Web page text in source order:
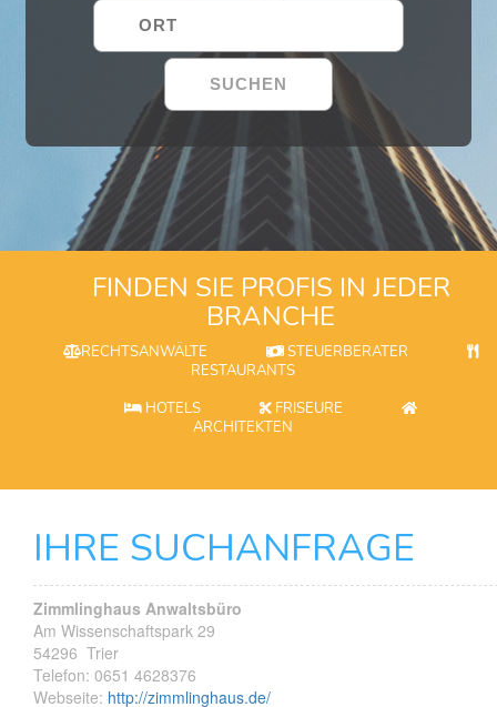
FINDEN SIE PROFIS IN JEDER
BRANCHE
RECHTSANWÄLTE
STEUERBERATER
RESTAURANTS
HOTELS
FRISEURE
ARCHITEKTEN
IHRE SUCHANFRAGE
Zimmlinghaus Anwaltsbüro
Am Wissenschaftspark 29
54296 Trier
Telefon: 0651 4628376
Webseite: http://zimmlinghaus.de/